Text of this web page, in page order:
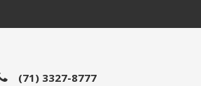
(71) 3327-8777